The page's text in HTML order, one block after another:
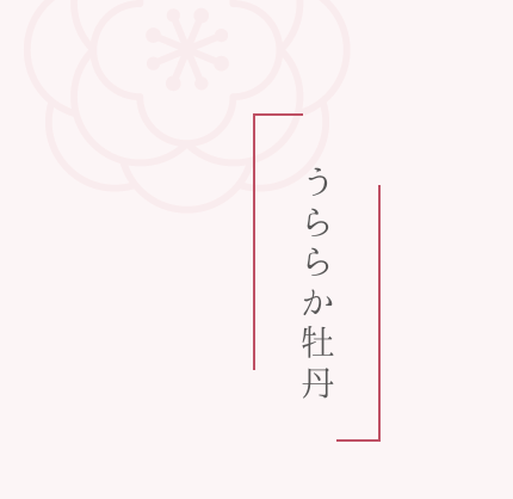
うららか牡丹